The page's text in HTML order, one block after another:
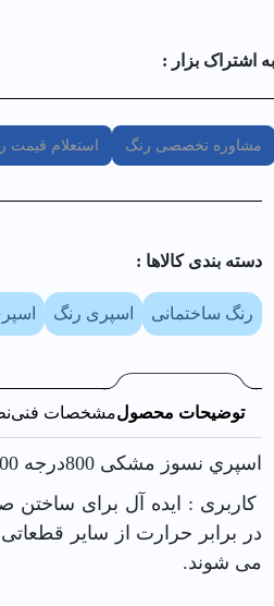
به اشتراک بزار :
مشاوره تخصصی رنگ استعلام قیمت
دسته بندی کالا‌ها :
رنگ ساختمانی اسپری رنگ
توضیحات محصولمشخصات فنی
اسپري نسوز مشکی 800درجه 400ميل
کاربری : ایده آل برای ساختن
در برابر حرارت از سایر
می شوند.